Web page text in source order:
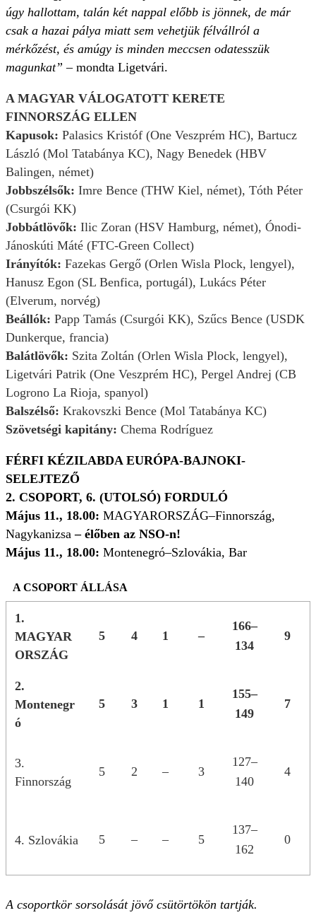
úgy hallottam, talán két nappal előbb is jönnek, de már
csak a hazai pálya miatt sem vehetjük félvállról a
mérkőzést, és amúgy is minden meccsen odatesszük
magunkat” – mondta Ligetvári.
A MAGYAR VÁLOGATOTT KERETE
FINNORSZÁG ELLEN
Kapusok: Palasics Kristóf (One Veszprém HC), Bartucz
László (Mol Tatabánya KC), Nagy Benedek (HBV
Balingen, német)
Jobbszélsők: Imre Bence (THW Kiel, német), Tóth Péter
(Csurgói KK)
Jobbátlövők: Ilic Zoran (HSV Hamburg, német), Ónodi-
Jánoskúti Máté (FTC-Green Collect)
Irányítók: Fazekas Gergő (Orlen Wisla Plock, lengyel),
Hanusz Egon (SL Benfica, portugál), Lukács Péter
(Elverum, norvég)
Beállók: Papp Tamás (Csurgói KK), Szűcs Bence (USDK
Dunkerque, francia)
Balátlövők: Szita Zoltán (Orlen Wisla Plock, lengyel),
Ligetvári Patrik (One Veszprém HC), Pergel Andrej (CB
Logrono La Rioja, spanyol)
Balszélső: Krakovszki Bence (Mol Tatabánya KC)
Szövetségi kapitány: Chema Rodríguez
FÉRFI KÉZILABDA EURÓPA-BAJNOKI-
SELEJTEZŐ
2. CSOPORT, 6. (UTOLSÓ) FORDULÓ
Május 11., 18.00: MAGYARORSZÁG–Finnország,
Nagykanizsa– élőben az NSO-n!
Május 11., 18.00: Montenegró–Szlovákia, Bar
1.
MAGYAR
ORSZÁG
5 4 1 –
166–
134
9
2.
Montenegr
ó
5 3 1 1
155–
149
7
3.
Finnország
5 2 – 3
127–
140
4
4. Szlovákia 5 – – 5
137–
162
0
A CSOPORT ÁLLÁSA
A csoportkör sorsolását jövő csütörtökön tartják.